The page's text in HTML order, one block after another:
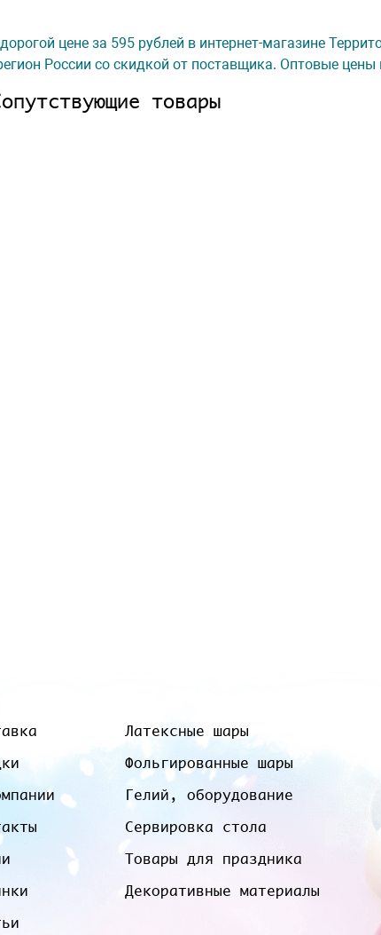
цене за 595 рублей в интернет-магазине
России со скидкой от поставщика. Оптовые цены
товары
Латексные шары
Фольгированные шары
Гелий, оборудование
Сервировка стола
Товары для праздника
Декоративные материалы